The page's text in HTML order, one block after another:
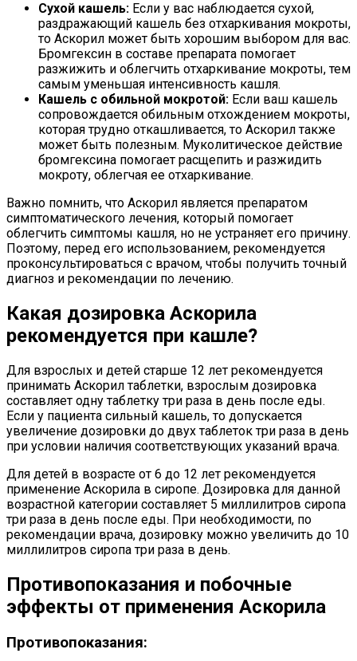
Сухой кашель: Если у вас наблюдается сухой,
раздражающий кашель без отхаркивания мокроты,
то Аскорил может быть хорошим выбором для вас.
Бромгексин в составе препарата помогает
разжижить и облегчить отхаркивание мокроты, тем
самым уменьшая интенсивность кашля.
Кашель с обильной мокротой: Если ваш кашель
сопровождается обильным отхождением мокроты,
которая трудно откашливается, то Аскорил также
может быть полезным. Муколитическое действие
бромгексина помогает расщепить и разжидить
мокроту, облегчая ее отхаркивание.
Важно помнить, что Аскорил является препаратом
симптоматического лечения, который помогает
облегчить симптомы кашля, но не устраняет его причину.
Поэтому, перед его использованием, рекомендуется
проконсультироваться с врачом, чтобы получить точный
диагноз и рекомендации по лечению.
Какая дозировка Аскорила
рекомендуется при кашле?
Для взрослых и детей старше 12 лет рекомендуется
принимать Аскорил таблетки, взрослым дозировка
составляет одну таблетку три раза в день после еды.
Если у пациента сильный кашель, то допускается
увеличение дозировки до двух таблеток три раза в день
при условии наличия соответствующих указаний врача.
Для детей в возрасте от 6 до 12 лет рекомендуется
применение Аскорила в сиропе. Дозировка для данной
возрастной категории составляет 5 миллилитров сиропа
три раза в день после еды. При необходимости, по
рекомендации врача, дозировку можно увеличить до 10
миллилитров сиропа три раза в день.
Противопоказания и побочные
эффекты от применения Аскорила
Противопоказания: